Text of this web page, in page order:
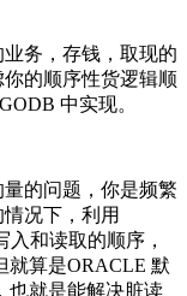
务，存钱，取现的
的顺序性货逻辑顺
中实现。
的问题，你是频繁
况下，利用
和读取的顺序，
就算是ORACLE 默
也就是能解决脏读